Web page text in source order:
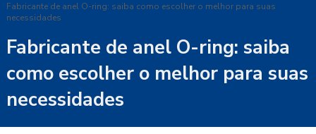
Fabricante de anel O-ring: saiba como escolher o melhor para suas
necessidades
Fabricante de anel O-ring: saiba
como escolher o melhor para suas
necessidades